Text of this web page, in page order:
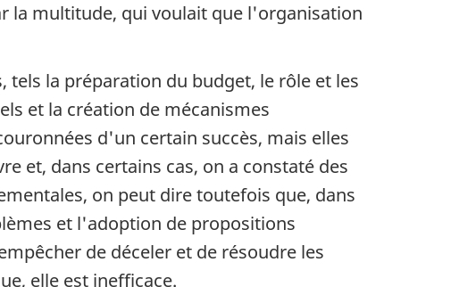
la multitude, qui voulait que l'organisation
tels la préparation du budget, le rôle et les
et la création de mécanismes
d'un certain succès, mais elles
et, dans certains cas, on a constaté des
on peut dire toutefois que, dans
et l'adoption de propositions
de déceler et de résoudre les
elle est inefficace.